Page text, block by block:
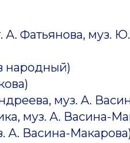
А. Фатьянова, муз.
народный)
муз. А.
муз. А. Васина-
А. Васина-